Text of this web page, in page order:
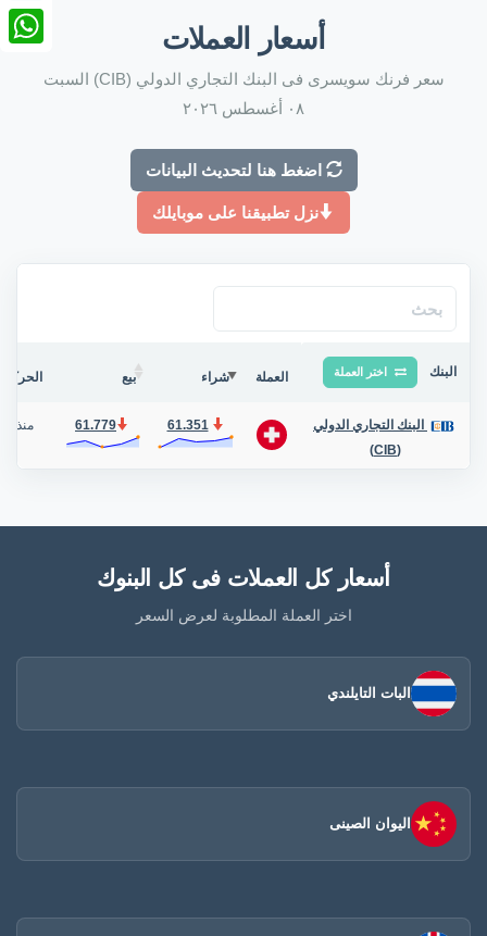
أسعار العملات
سعر فرنك سويسرى فى البنك التجاري الدولي (CIB) السبت
٠٨ أغسطس ٢٠٢٦
اضغط هنا لتحديث البيانات
نزل تطبيقنا على موبايلك
البنك اختر العملة العملة شراء بيع الحركة
البنك التجاري الدولي
(CIB)
61.351
61.779 منذ 2 أيام
أسعار كل العملات فى كل البنوك
اختر العملة المطلوبة لعرض السعر
البات التايلندي
اليوان الصينى​